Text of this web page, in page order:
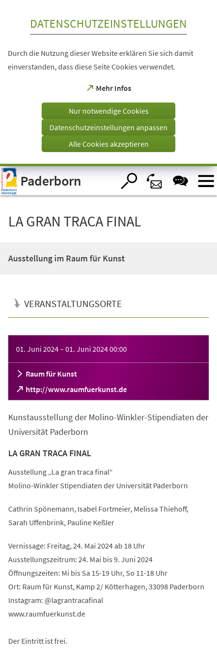
Visuelle
Assistenzsoftware
öffnen.
DATENSCHUTZEINSTELLUNGEN
Durch die Nutzung dieser Website erklären Sie sich damit
einverstanden, dass diese Seite Cookies verwendet.
Mehr Infos
(Öffnet
einem
Tab)
Nur notwendige Cookies
Datenschutzeinstellungen anpassen
Alle Cookies akzeptieren
Paderborn
LA GRAN TRACA FINAL
Ausstellung im Raum für Kunst
VERANSTALTUNGSORTE
01. Juni 2024– 01. Juni 202400:00
Raum für Kunst
http://www.raumfuerkunst.de
(Öffnet
in
neuen
Tab)
Kunstausstellung der Molino-Winkler-Stipendiaten der
Universität Paderborn
LA GRAN TRACA FINAL
Ausstellung „La gran traca final“
Molino-Winkler Stipendiaten der Universität Paderborn
Cathrin Spönemann, Isabel Fortmeier, Melissa Thiehoff,
Sarah Uffenbrink, Pauline Keßler
Vernissage: Freitag, 24. Mai 2024 ab 18 Uhr
Ausstellungszeitrum: 24. Mai bis 9. Juni 2024
Öffnungszeiten: Mi bis Sa 15-19 Uhr, So 11-18 Uhr
Ort: Raum für Kunst, Kamp 2/ Kötterhagen, 33098 Paderborn
Instagram: @lagrantracafinal
www.raumfuerkunst.de
Der Eintritt ist frei.